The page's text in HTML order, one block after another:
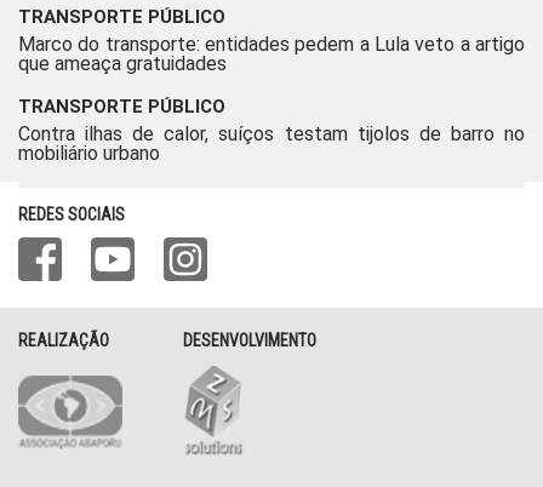
TRANSPORTE PÚBLICO
Marco do transporte: entidades pedem a Lula veto a artigo
que ameaça gratuidades
TRANSPORTE PÚBLICO
Contra ilhas de calor, suíços testam tijolos de barro no
mobiliário urbano
REDES SOCIAIS
REALIZAÇÃO DESENVOLVIMENTO